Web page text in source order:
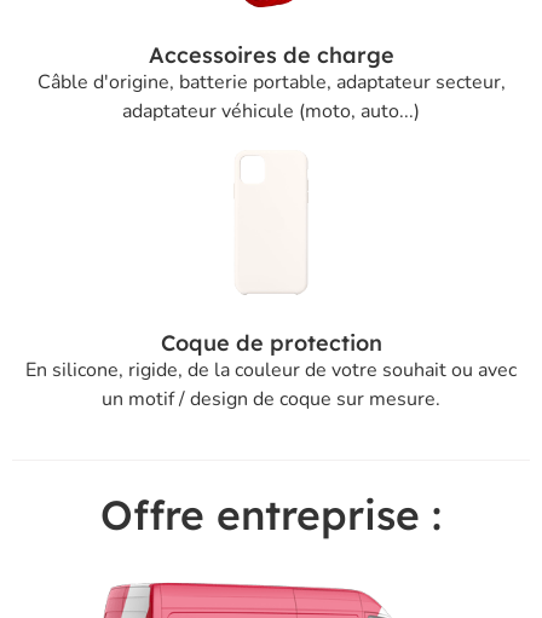
Accessoires de charge
Câble d'origine, batterie portable, adaptateur secteur,
adaptateur véhicule (moto, auto...)
Coque de protection
En silicone, rigide, de la couleur de votre souhait ou avec
un motif / design de coque sur mesure.
Offre entreprise :